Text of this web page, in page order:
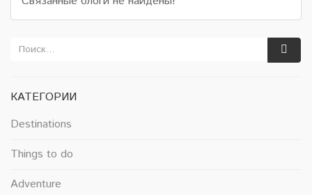
КАТЕГОРИИ
Destinations
Things to do
Adventure